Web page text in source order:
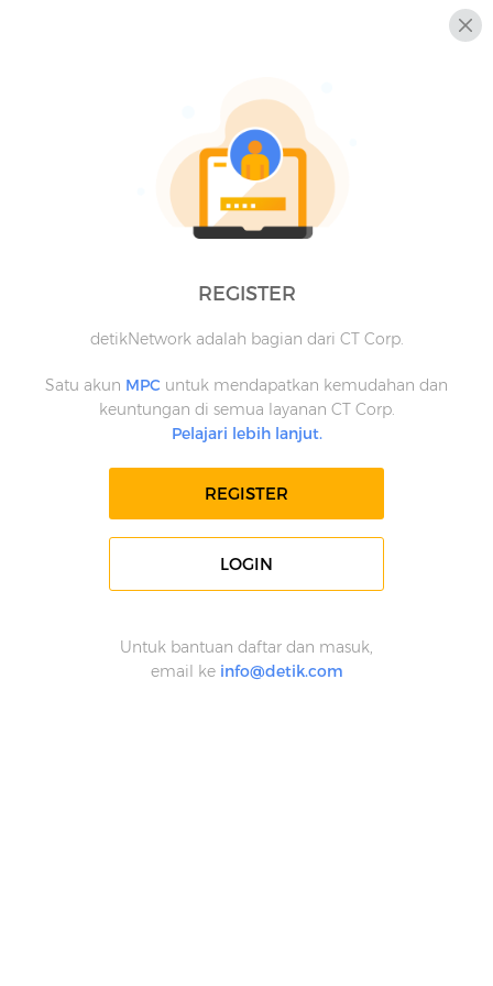
REGISTER
detikNetwork adalah bagian dari CT Corp.
Satu akun MPC untuk mendapatkan kemudahan dan
keuntungan di semua layanan CT Corp.
Pelajari lebih lanjut.
REGISTER
LOGIN
Untuk bantuan daftar dan masuk,
email ke info@detik.com